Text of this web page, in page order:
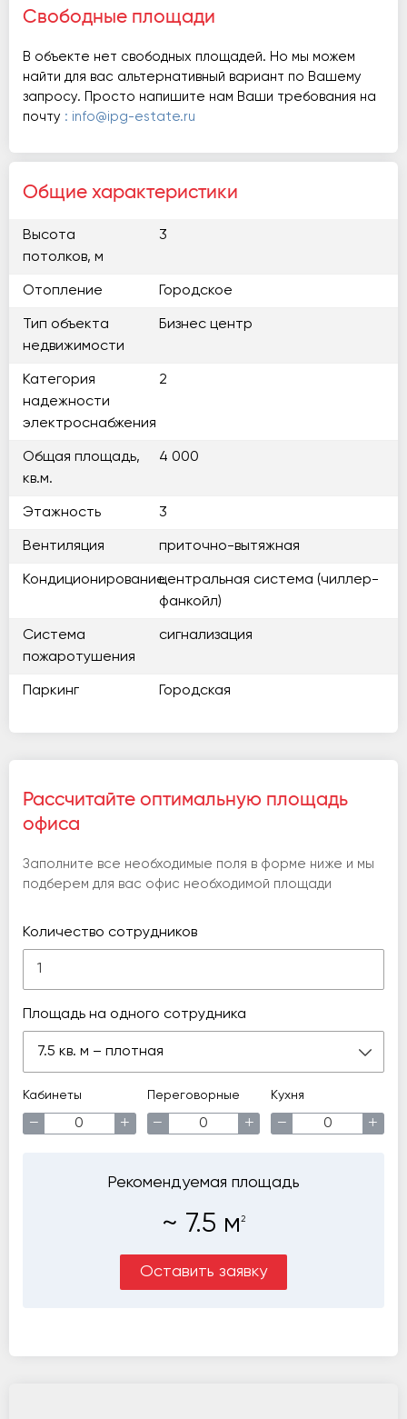
Свободные площади
В объекте нет свободных площадей. Но мы можем
найти для вас альтернативный вариант по Вашему
запросу. Просто напишите нам Ваши требования на
почту : info@ipg-estate.ru
Общие характеристики
Высота
потолков, м
3
Отопление Городское
Тип объекта
недвижимости
Бизнес центр
Категория
надежности
электроснабжения
2
Общая площадь,
кв.м.
4 000
Этажность 3
Вентиляция приточно-вытяжная
Кондиционированиецентральная система (чиллер-
фанкойл)
Система
пожаротушения
сигнализация
Паркинг Городская
Рассчитайте оптимальную площадь
офиса
Заполните все необходимые поля в форме ниже и мы
подберем для вас офис необходимой площади
Количество сотрудников
Площадь на одного сотрудника
7.5 кв. м – плотная
Кабинеты
− +
Переговорные
− +
Кухня
− +
Рекомендуемая площадь
~ 7.5 м 2
Оставить заявку